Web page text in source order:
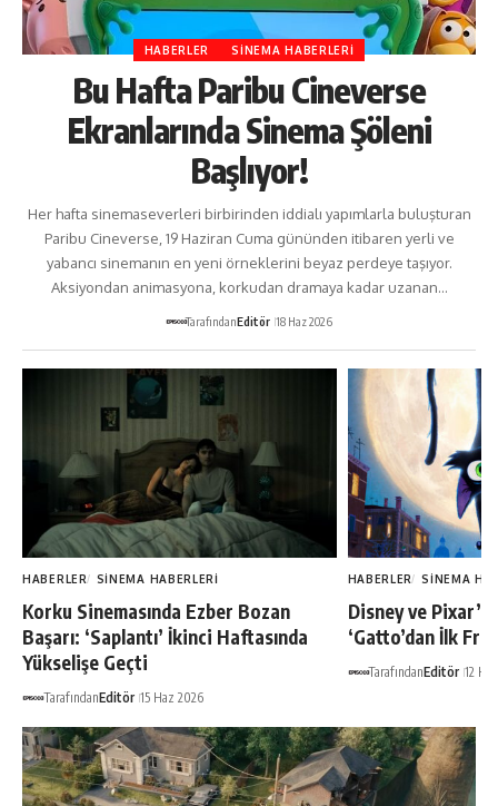
HABERLER SINEMA HABERLERI
Bu Hafta Paribu Cineverse
Ekranlarında Sinema Şöleni
Başlıyor!
Her hafta sinemaseverleri birbirinden iddialı yapımlarla buluşturan
Paribu Cineverse, 19 Haziran Cuma gününden itibaren yerli ve
yabancı sinemanın en yeni örneklerini beyaz perdeye taşıyor.
Aksiyondan animasyona, korkudan dramaya kadar uzanan…
TarafındanEditör 18 Haz 2026
HABERLER SINEMA HABERLERI
Korku Sinemasında Ezber Bozan
Başarı: ‘Saplantı’ İkinci Haftasında
Yükselişe Geçti
TarafındanEditör 15 Haz 2026
HABERLER SINEMA
Disney ve
‘Gatto’dan İlk
TarafındanEditör 12